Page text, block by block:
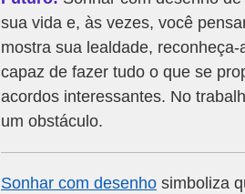
sua vida e, às vezes, você
mostra sua lealdade,
capaz de fazer tudo o que se
acordos interessantes. No
um obstáculo.
Sonhar com desenho simboliza